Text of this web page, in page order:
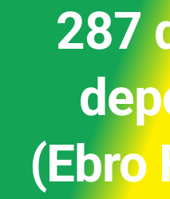
287
(Ebro